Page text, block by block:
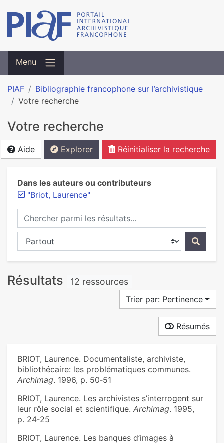
Menu
PIAF
Bibliographie francophone sur l’archivistique
Votre recherche
Votre recherche
Aide Explorer Réinitialiser la recherche
Dans les auteurs ou contributeurs
"Briot, Laurence"
Chercher parmi les résultats...
Chercher dans...
Résultats 12 ressources
Trier par: Pertinence
Résumés
BRIOT, Laurence. Documentaliste, archiviste,
bibliothécaire: les problématiques communes.
Archimag. 1996, p. 50‑51
BRIOT, Laurence. Les archivistes s’interrogent sur
leur rôle social et scientifique. Archimag. 1995,
p. 24‑25
BRIOT, Laurence. Les banques d’images à